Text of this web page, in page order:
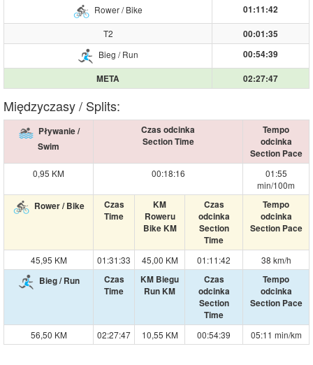
Rower / Bike
01:11:42
T2
00:01:35
Bieg / Run
00:54:39
META 02:27:47
Międzyczasy / Splits:
Pływanie /
Swim
Czas odcinka
Section Time
Tempo
odcinka
Section Pace
0,95 KM
00:18:16
01:55
min/100m
Rower / Bike
Czas
Time
KM
Roweru
Bike KM
Czas
odcinka
Section
Time
Tempo
odcinka
Section Pace
45,95 KM 01:31:33 45,00 KM 01:11:42
38 km/h
Bieg / Run
Czas
Time
KM Biegu
Run KM
Czas
odcinka
Section
Time
Tempo
odcinka
Section Pace
56,50 KM 02:27:47 10,55 KM 00:54:39 05:11 min/km